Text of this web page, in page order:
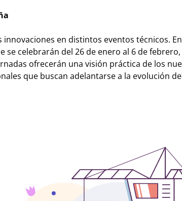
en distintos eventos técnicos.
se celebrarán del 26 de enero al 6 de febrero,
ofrecerán una visión práctica de los
que buscan adelantarse a la evolución